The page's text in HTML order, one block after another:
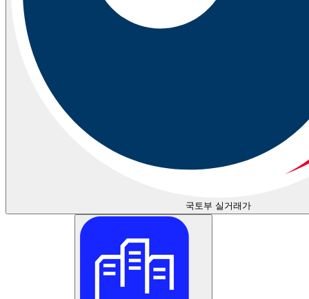
국토부 실거래가